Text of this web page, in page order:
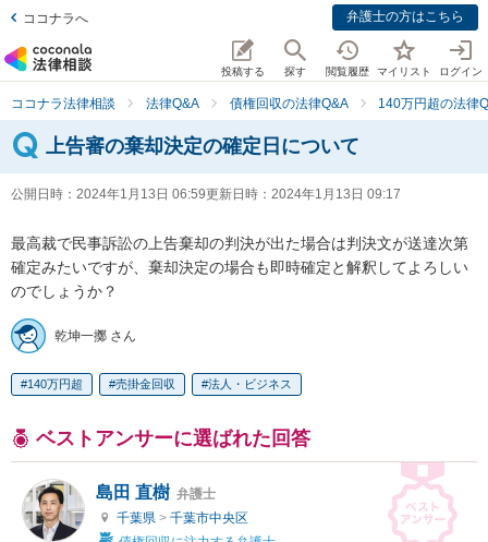
ココナラへ 弁護士の方はこちら
投稿する 探す 閲覧履歴 マイリスト ログイン
ココナラ法律相談 法律Q&A 債権回収の法律Q&A 140万円超の法律
上告審の棄却決定の確定日について
公開日時： 2024年1月13日 06:59更新日時： 2024年1月13日 09:17
最高裁で民事訴訟の上告棄却の判決が出た場合は判決文が送達次第
確定みたいですが、棄却決定の場合も即時確定と解釈してよろしい
のでしょうか？
乾坤一擲 さん
140万円超 売掛金回収 法人・ビジネス
ベストアンサーに選ばれた回答
島田 直樹 弁護士
千葉県 > 千葉市中央区